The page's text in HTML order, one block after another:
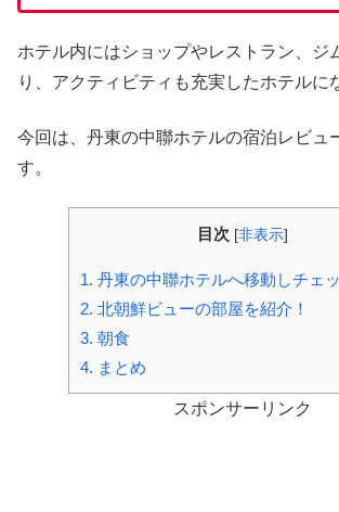
ホテル内にはショップやレストラン、ジ
り、アクティビティも充実したホテルに
今回は、丹東の中聯ホテルの宿泊レビュ
す。
目次 [非表示]
1. 丹東の中聯ホテルへ移動しチェ
2. 北朝鮮ビューの部屋を紹介！
3. 朝食
4. まとめ
スポンサーリンク